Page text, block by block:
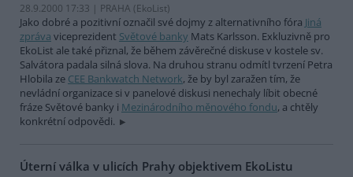
28.9.2000 17:33 | PRAHA (EkoList)
Jako dobré a pozitivní označil své dojmy z alternativního fóra Jiná
zpráva viceprezident Světové banky Mats Karlsson. Exkluzivně pro
EkoList ale také přiznal, že během závěrečné diskuse v kostele sv.
Salvátora padala silná slova. Na druhou stranu odmítl tvrzení Petra
Hlobila ze CEE Bankwatch Network, že by byl zaražen tím, že
nevládní organizace si v panelové diskusi nenechaly líbit obecné
fráze Světové banky i Mezinárodního měnového fondu, a chtěly
konkrétní odpovědi.
Úterní válka v ulicích Prahy objektivem EkoListu